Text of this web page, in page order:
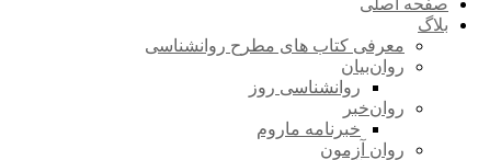
صفحه اصلی
بلاگ
معرفی کتاب های مطرح روانشناسی
روان‌بیان
روانشناسی روز
روان‌خبر
خبرنامه ماروم
روان آزمون